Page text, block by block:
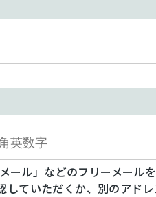
ール」などのフリーメール
ていただくか、別のアドレ